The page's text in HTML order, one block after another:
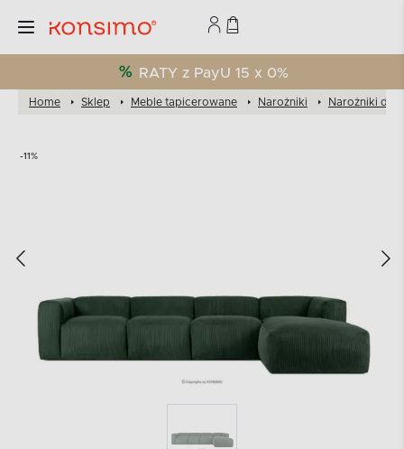
RATY z PayU 15 x 0%
Home Sklep Meble tapicerowane Narożniki Narożniki do
-11%